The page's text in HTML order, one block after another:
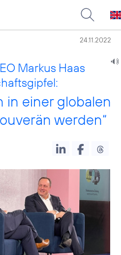
24.11.2022
Markus Haas
in einer globalen
werden“